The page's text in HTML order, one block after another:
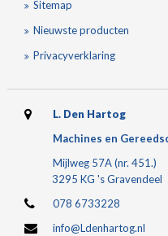
Sitemap
Nieuwste producten
Privacyverklaring
L. Den Hartog
Machines en
Mijlweg 57A (nr. 451.)
3295 KG 's Gravendeel
078 6733228
info@Ldenhartog.nl